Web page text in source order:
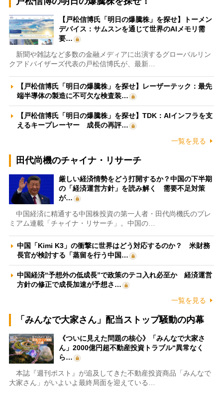
【戸松信博氏「明日の爆騰株」を探せ】トーメン
デバイス：サムスンを通じて世界のAIメモリ需
要…
新聞や雑誌など多数の金融メディアに出演するグローバルリン
クアドバイザーズ代表の戸松信博氏が、最新…
【戸松信博氏「明日の爆騰株」を探せ】レーザーテック：最先
端半導体の製造に不可欠な検査装…
【戸松信博氏「明日の爆騰株」を探せ】TDK：AIインフラを支
えるキープレーヤー 成長の再評…
一覧を見る
田代尚機のチャイナ・リサーチ
厳しい経済情勢をどう打開するか？中国の下半期
の「経済運営方針」を読み解く 需要不足対策
が…
中国経済に精通する中国株投資の第一人者・田代尚機氏のプレ
ミアム連載「チャイナ・リサーチ」。中国の…
中国「Kimi K3」の衝撃に世界はどう対応するのか？ 米財務
長官が検討する「蒸留を行う中国…
中国経済“予想外の低成長”で政策のテコ入れ必至か 経済運営
方針の修正で成長加速が予想さ…
一覧を見る
「みんなで大家さん」配当ストップ騒動の内幕
《ついに見えた問題の核心》「みんなで大家さ
ん」2000億円超不動産投資トラブル“異常なく
ら…
本誌『週刊ポスト』が追及してきた不動産投資商品「みんなで
大家さん」がいよいよ最終局面を迎えている…